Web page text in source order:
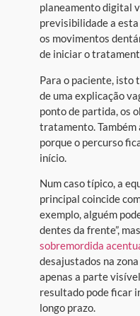
planeamento digital
previsibilidade a
os movimentos
de iniciar o
Para o paciente, isto
de uma explicação
ponto de partida, os
tratamento. Também
porque o percurso
início.
Num caso típico, a
principal coincide
exemplo, alguém
dentes da frente”,
sobremordida
desajustados na
apenas a parte
resultado pode ficar
longo prazo.